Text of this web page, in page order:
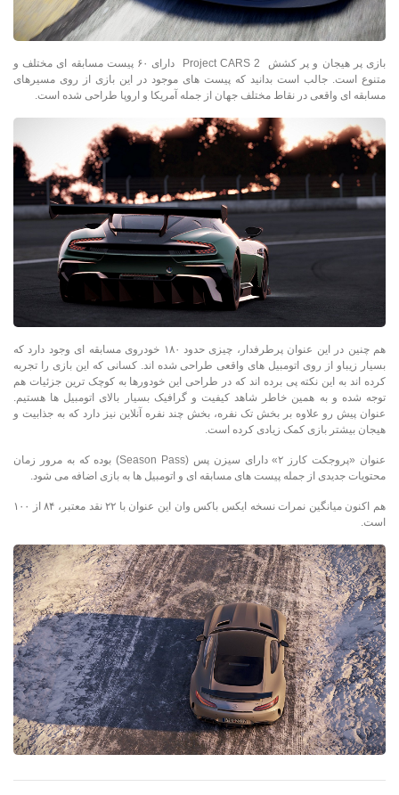
بازی پر هیجان و پر کشش Project CARS 2 دارای ۶۰ پیست مسابقه ای مختلف و
متنوع است. جالب است بدانید که پیست های موجود در این بازی از روی مسیرهای
مسابقه ای واقعی در نقاط مختلف جهان از جمله آمریکا و اروپا طراحی شده است.
هم چنین در این عنوان پرطرفدار، چیزی حدود ۱۸۰ خودروی مسابقه ای وجود دارد که
بسیار زیباو از روی اتومبیل های واقعی طراحی شده اند. کسانی که این بازی را تجربه
کرده اند به این نکته پی برده اند که در طراحی این خودورها به کوچک ترین جزئیات هم
توجه شده و به همین خاطر شاهد کیفیت و گرافیک بسیار بالای اتومبیل ها هستیم.
عنوان پیش رو علاوه بر بخش تک نفره، بخش چند نفره آنلاین نیز دارد که به جذابیت و
هیجان بیشتر بازی کمک زیادی کرده است.
عنوان «پروجکت کارز ۲» دارای سیزن پس (Season Pass) بوده که به مرور زمان
محتویات جدیدی از جمله پیست های مسابقه ای و اتومبیل ها به بازی اضافه می شود.
هم اکنون میانگین نمرات نسخه ایکس باکس وان این عنوان با ۲۲ نقد معتبر، ۸۴ از ۱۰۰
است.